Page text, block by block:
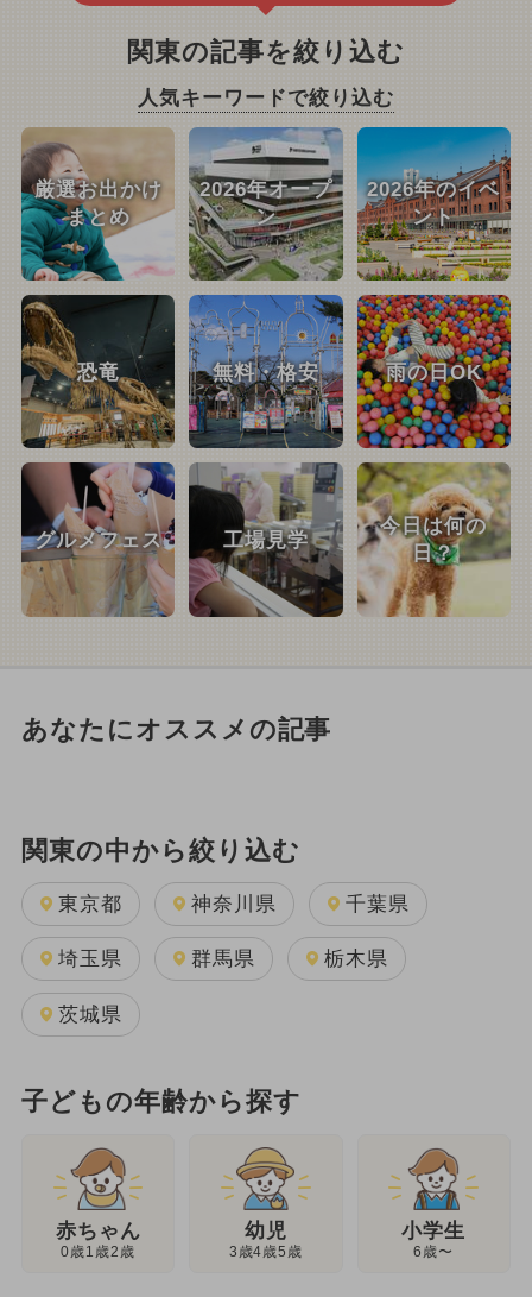
関東の記事を絞り込む
人気キーワードで絞り込む
厳選お出かけ
まとめ
2026年オープ
ン
2026年のイベ
ント
恐竜 無料・格安 雨の日OK
グルメフェス 工場見学
今日は何の
日？
あなたにオススメの記事
関東の中から絞り込む
東京都 神奈川県 千葉県
埼玉県 群馬県 栃木県
茨城県
子どもの年齢から探す
赤ちゃん
0歳1歳2歳
幼児
3歳4歳5歳
小学生
6歳〜